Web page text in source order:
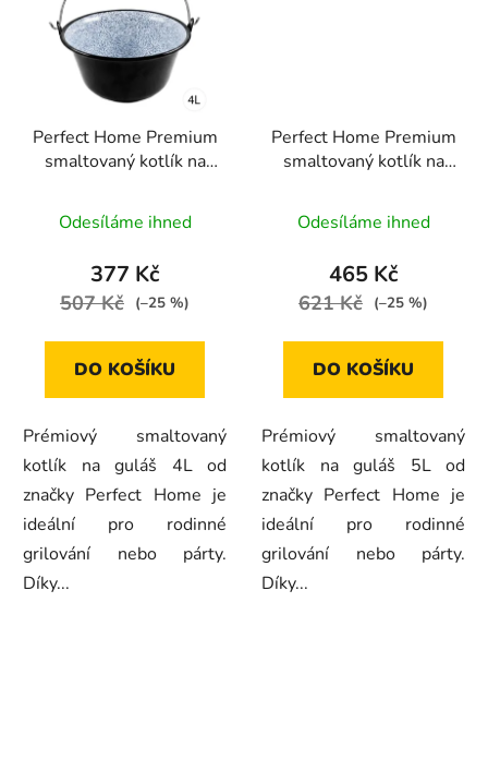
Perfect Home Premium
smaltovaný kotlík na
Odesíláme ihned
377 Kč
507 Kč (–25 %)
DO KOŠÍKU
Prémiový smaltovaný
kotlík na guláš 4L od
značky Perfect Home je
ideální pro rodinné
grilování nebo párty.
Díky...
Perfect Home Premium
smaltovaný kotlík na
Odesíláme ihned
465 Kč
621 Kč (–25 %)
DO KOŠÍKU
Prémiový smaltovaný
kotlík na guláš 5L od
značky Perfect Home je
ideální pro rodinné
grilování nebo párty.
Díky...